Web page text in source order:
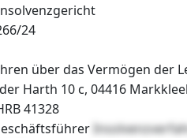
24
über das Vermögen der
Harth 10 c, 04416
41328